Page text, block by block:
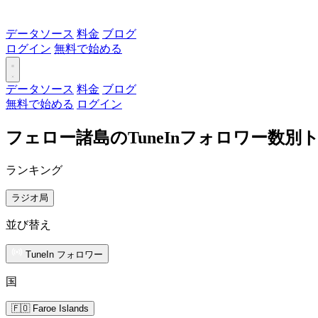
データソース 料金 ブログ
ログイン 無料で始める
データソース 料金 ブログ
無料で始める ログイン
フェロー諸島のTuneInフォロワー数別
ランキング
ラジオ局
並び替え
TuneIn フォロワー
国
🇫🇴 Faroe Islands